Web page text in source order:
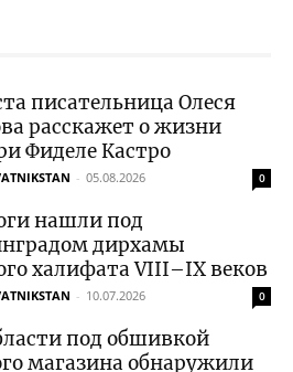
писательница Олеся
расскажет о жизни
Фиделе Кастро
- 05.08.2026 0
нашли под
дирхамы
халифата VIII–IX веков
- 10.07.2026 0
под обшивкой
магазина обнаружили